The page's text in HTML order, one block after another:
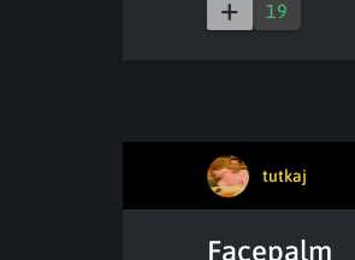
19
tutkaj
Facepalm